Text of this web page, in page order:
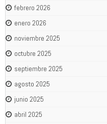
febrero 2026
enero 2026
noviembre 2025
octubre 2025
septiembre 2025
agosto 2025
junio 2025
abril 2025